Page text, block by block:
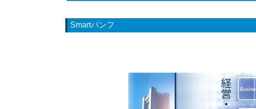
Smartパンフ